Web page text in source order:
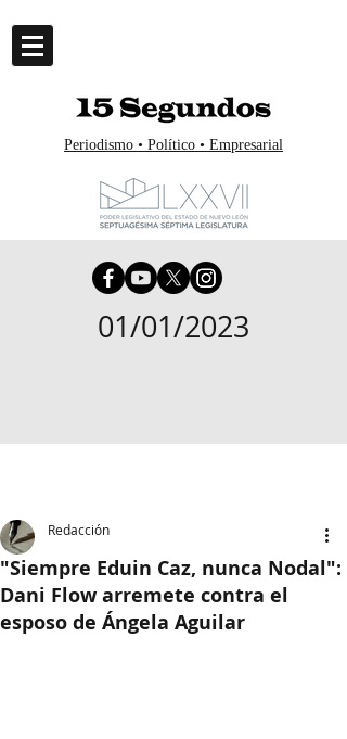
Periodismo • Político • Empresarial
01/01/2023
"Siempre Eduin Caz, nunca Nodal":
Dani Flow arremete contra el
esposo de Ángela Aguilar
Redacción